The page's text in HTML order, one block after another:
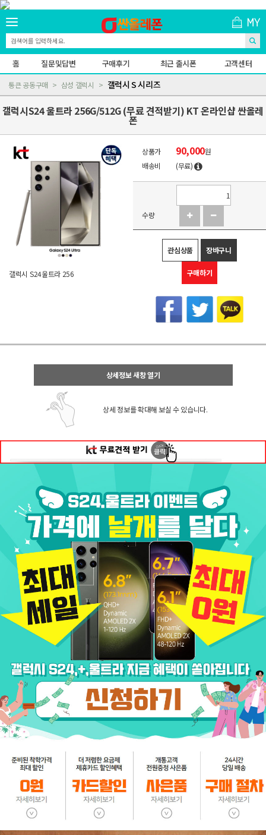
홈 질문및답변 구매후기 최근 출시폰 고객센터
통큰 공동구매 삼성 갤럭시 갤럭시 S 시리즈
갤럭시S24 울트라 256G/512G (무료 견적받기) KT 온라인샵 싼올레
폰
갤럭시 S24울트라 256
상품가 90,000원
배송비
(무료)
수량
관심상품 장바구니
구매하기
상세정보 새창 열기
상세 정보를 확대해 보실 수 있습니다.